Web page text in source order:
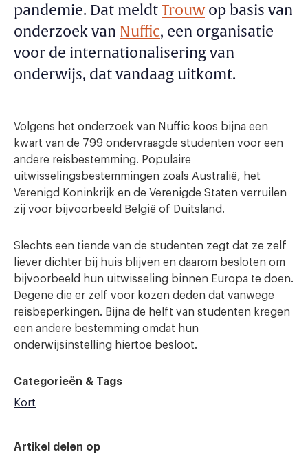
pandemie. Dat meldtTrouwop basis van
onderzoek van Nuffic, een organisatie
voor de internationalisering van
onderwijs, dat vandaag uitkomt.
Volgens het onderzoek van Nuffic koos bijna een
kwart van de 799 ondervraagde studenten voor een
andere reisbestemming. Populaire
uitwisselingsbestemmingen zoals Australië, het
Verenigd Koninkrijk en de Verenigde Staten verruilen
zij voor bijvoorbeeld België of Duitsland.
Slechts een tiende van de studenten zegt dat ze zelf
liever dichter bij huis blijven en daarom besloten om
bijvoorbeeld hun uitwisseling binnen Europa te doen.
Degene die er zelf voor kozen deden dat vanwege
reisbeperkingen. Bijna de helft van studenten kregen
een andere bestemming omdat hun
onderwijsinstelling hiertoe besloot.
Categorieën & Tags
Kort
Artikel delen op